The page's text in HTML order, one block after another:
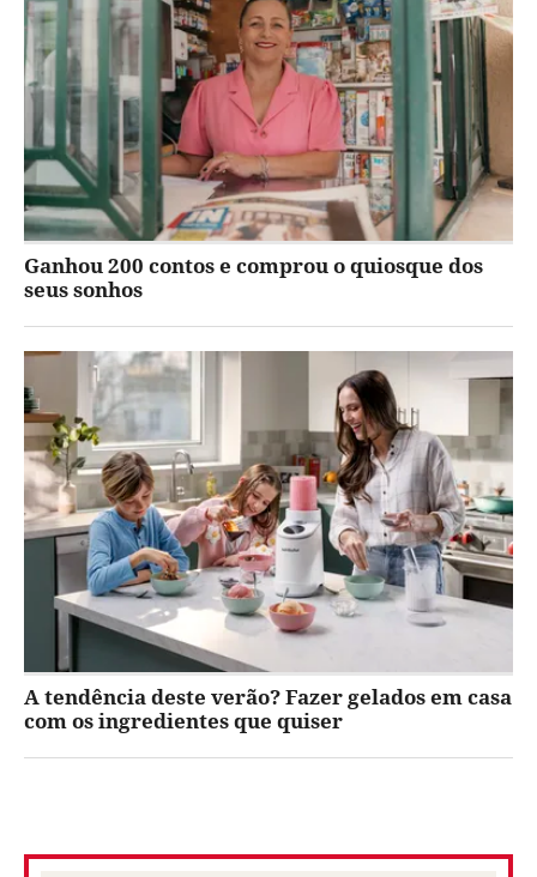
Ganhou 200 contos e comprou o quiosque dos
seus sonhos
A tendência deste verão? Fazer gelados em casa
com os ingredientes que quiser